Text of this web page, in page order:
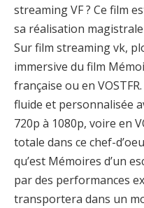
streaming VF ? Ce film
sa réalisation
Sur film streaming vk,
immersive du film
française ou en
fluide et personnalisée
720p à 1080p, voire en
totale dans ce chef-
qu’est Mémoires d’un
par des performances
transportera dans un